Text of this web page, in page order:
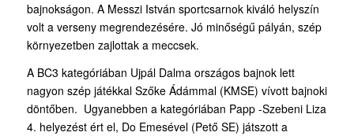
bajnokságon. A Messzi István sportcsarnok kiváló helyszín
volt a verseny megrendezésére. Jó minőségű pályán, szép
környezetben zajlottak a meccsek.
A BC3 kategóriában Ujpál Dalma országos bajnok lett
nagyon szép játékkal Szőke Ádámmal (KMSE) vívott bajnoki
döntőben. Ugyanebben a kategóriában Papp -Szebeni Liza
4. helyezést ért el, Do Emesével (Pető SE) játszott a